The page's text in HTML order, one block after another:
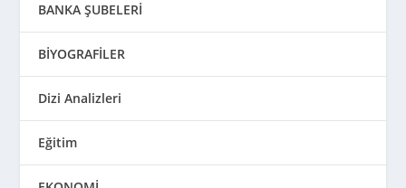
BANKA ŞUBELERİ
BİYOGRAFİLER
Dizi Analizleri
Eğitim